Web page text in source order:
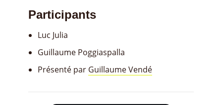
Participants
Luc Julia
Guillaume Poggiaspalla
Présenté par Guillaume Vendé